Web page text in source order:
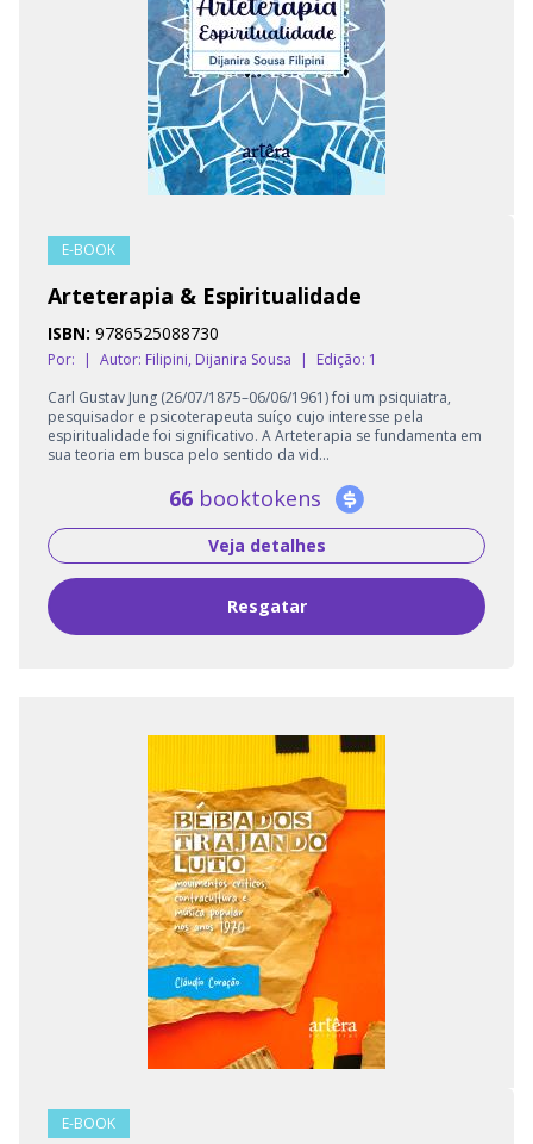
E-BOOK
Arteterapia & Espiritualidade
ISBN: 9786525088730
Por: | Autor: Filipini, Dijanira Sousa |
Edição: 1
Carl Gustav Jung (26/07/1875–06/06/1961) foi um psiquiatra,
pesquisador e psicoterapeuta suíço cujo interesse pela
espiritualidade foi significativo. A Arteterapia se fundamenta em
sua teoria em busca pelo sentido da vid...
66 booktokens
Veja detalhes
Resgatar
E-BOOK